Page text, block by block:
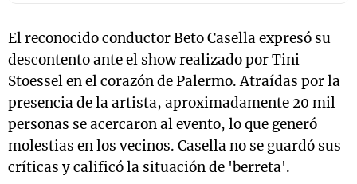
El reconocido conductor Beto Casella expresó su
descontento ante el show realizado por Tini
Stoessel en el corazón de Palermo. Atraídas por la
presencia de la artista, aproximadamente 20 mil
personas se acercaron al evento, lo que generó
molestias en los vecinos. Casella no se guardó sus
críticas y calificó la situación de 'berreta'.